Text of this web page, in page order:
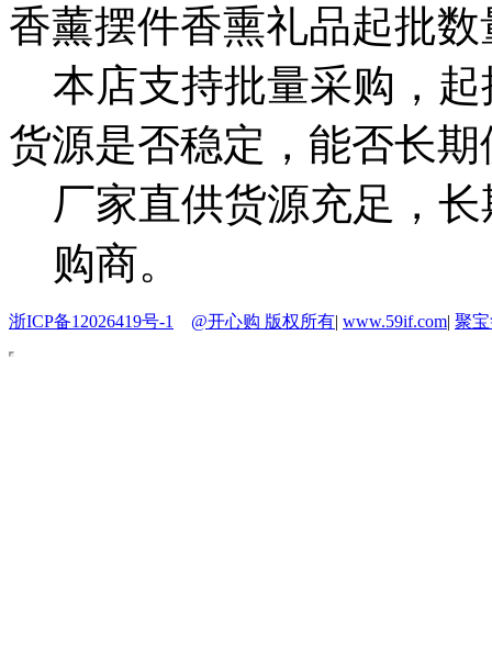
香薰摆件香熏礼品起批
本店支持批量采购，
货源是否稳定，能否长期
厂家直供货源充足，
购商。
浙ICP备12026419号-1 @开心购 版权所有| www.59if.com| 聚